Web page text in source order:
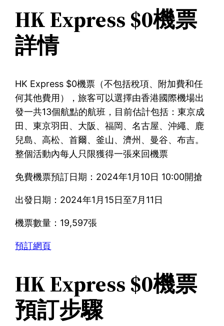
HK Express $0機票
詳情
HK Express $0機票（不包括稅項、附加費和任
何其他費用），旅客可以選擇由香港國際機場出
發一共13個航點的航班，目前估計包括：東京成
田、東京羽田、大阪、福岡、名古屋、沖繩、鹿
兒島、高松、首爾、釜山、濟州、曼谷、布吉。
整個活動內每人只限獲得一張來回機票
免費機票預訂日期：2024年1月10日 10:00開搶
出發日期：2024年1月15日至7月11日
機票數量：19,597張
預訂網頁
HK Express $0機票
預訂步驟